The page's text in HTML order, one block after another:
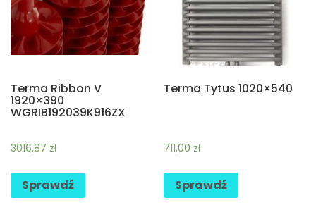
Terma Ribbon V
1920×390
WGRIB192039K916ZX
3016,87 zł
Sprawdź
Terma Tytus 1020×540
711,00 zł
Sprawdź